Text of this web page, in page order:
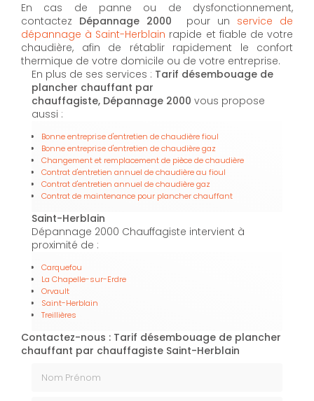
En cas de panne ou de dysfonctionnement,
contactez Dépannage 2000 pour un service de
dépannage à Saint-Herblain rapide et fiable de votre
chaudière, afin de rétablir rapidement le confort
thermique de votre domicile ou de votre entreprise.
En plus de ses services : Tarif désembouage de
plancher chauffant par
chauffagiste, Dépannage 2000 vous propose
aussi :
Bonne entreprise d'entretien de chaudière fioul
Bonne entreprise d'entretien de chaudière gaz
Changement et remplacement de pièce de chaudière
Contrat d'entretien annuel de chaudière au fioul
Contrat d'entretien annuel de chaudière gaz
Contrat de maintenance pour plancher chauffant
Saint-Herblain
Dépannage 2000 Chauffagiste intervient à
proximité de :
Carquefou
La Chapelle-sur-Erdre
Orvault
Saint-Herblain
Treillières
Contactez-nous : Tarif désembouage de plancher
chauffant par chauffagiste Saint-Herblain